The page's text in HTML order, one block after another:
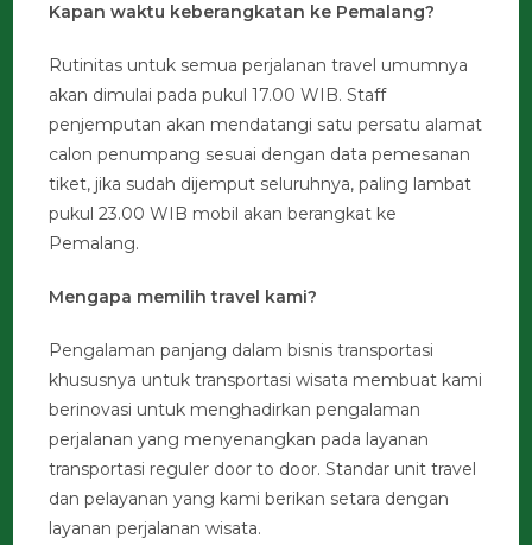
Kapan waktu keberangkatan ke Pemalang?
Rutinitas untuk semua perjalanan travel umumnya
akan dimulai pada pukul 17.00 WIB. Staff
penjemputan akan mendatangi satu persatu alamat
calon penumpang sesuai dengan data pemesanan
tiket, jika sudah dijemput seluruhnya, paling lambat
pukul 23.00 WIB mobil akan berangkat ke
Pemalang.
Mengapa memilih travel kami?
Pengalaman panjang dalam bisnis transportasi
khususnya untuk transportasi wisata membuat kami
berinovasi untuk menghadirkan pengalaman
perjalanan yang menyenangkan pada layanan
transportasi reguler door to door. Standar unit travel
dan pelayanan yang kami berikan setara dengan
layanan perjalanan wisata.